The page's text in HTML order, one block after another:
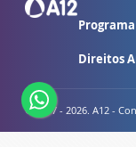
Direitos
© 2007 - 2026. A12 -